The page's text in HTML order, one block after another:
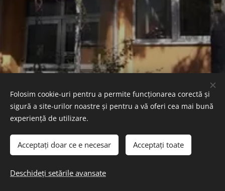
Toate drepturile rezervate © Liceul Tehnologic Special Codlea
Creat cuWebnode
Folosim cookie-uri pentru a permite funcționarea corectă și
sigură a site-urilor noastre și pentru a vă oferi cea mai bună
experiență de utilizare.
Acceptați doar ce e necesar Acceptați toate
Deschideți setările avansate